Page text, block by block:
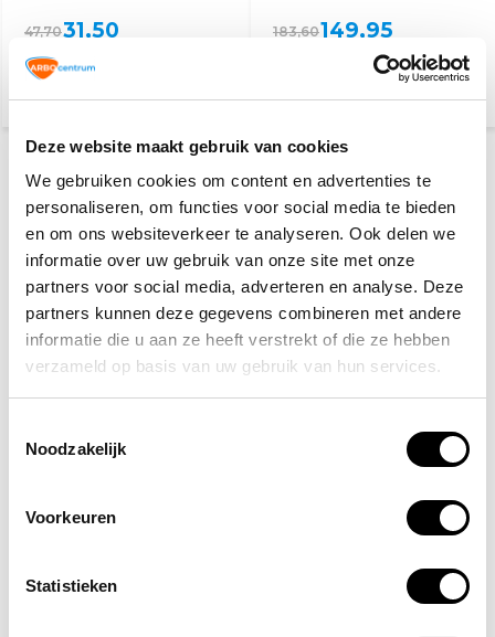
Deze website maakt gebruik van cookies
We gebruiken cookies om content en advertenties te
personaliseren, om functies voor social media te bieden
en om ons websiteverkeer te analyseren. Ook delen we
informatie over uw gebruik van onze site met onze
partners voor social media, adverteren en analyse. Deze
partners kunnen deze gegevens combineren met andere
informatie die u aan ze heeft verstrekt of die ze hebben
verzameld op basis van uw gebruik van hun services.
Noodzakelijk
Voorkeuren
Statistieken
47,7031,50 183,60149,95
Betrouwbare thuis brandblussers:
bescherming voor jouw huis
Onze thuis brandblussers bieden een geruststellende
oplossing voor noodsituaties in huis. Met hun
gebruiksvriendelijkheid en doeltreffendheid zijn ze
essentieel voor het beschermen van je huis en je
ARBO centrum is gespecialiseerd in veiligheidsartikelen,
waardoor we precies weten aan welke veiligheidseisen
onze artikelen moeten voldoen. Bij ons vind je enkel
Met een eenvoudige bediening staan onze brandblussers